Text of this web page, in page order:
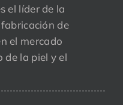
el líder de la
de
el mercado
de la piel y el